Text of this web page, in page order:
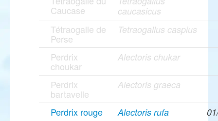
Caucase
caucasicus
Tétraogalle de
Perse
Tetraogallus caspius
Perdrix
choukar
Alectoris chukar
Perdrix
bartavelle
Alectoris graeca
Perdrix rouge Alectoris rufa